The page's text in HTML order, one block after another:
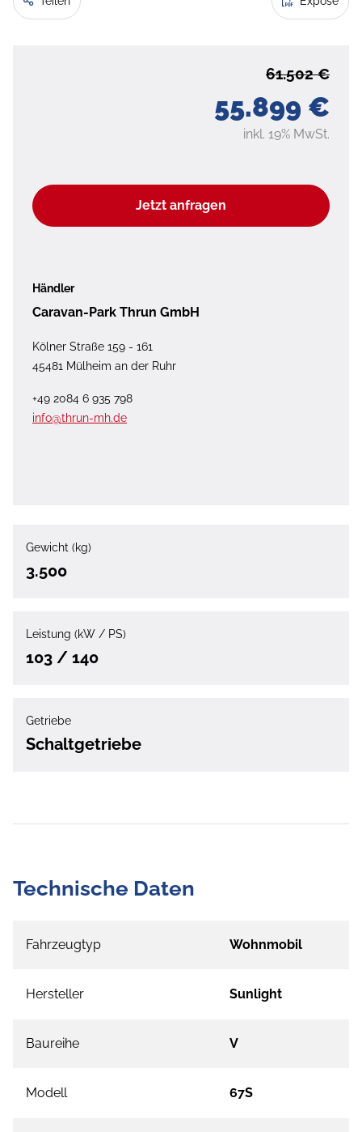
55.899 €
61.502 €
inkl. 19% MwSt.
Jetzt anfragen
Händler
Caravan-Park Thrun GmbH
Kölner Straße 159 - 161
45481 Mülheim an der Ruhr
+49 2084 6 935 798
info@thrun-mh.de
Gewicht (kg)
3.500
Leistung (kW / PS)
103 / 140
Getriebe
Schaltgetriebe
Technische Daten
Fahrzeugtyp Wohnmobil
Hersteller Sunlight
Baureihe V
Modell 67S